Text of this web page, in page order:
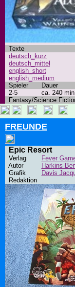
Texte
deutsch_kurz
deutsch_mittel
english_short
english_medium
Spieler Dauer
2-5
ca. 240 min
Fantasy/Science
FREUNDE
Epic Resort
Verlag
Fever
Autor
Harkins
Grafik
Davis
Redaktion